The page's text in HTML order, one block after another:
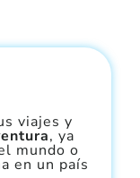
viajes y
, ya
mundo o
en un país